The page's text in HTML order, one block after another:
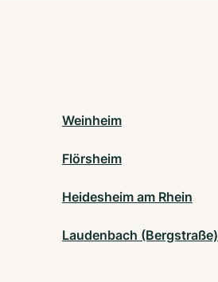
Weinheim
Flörsheim
Heidesheim am Rhein
Laudenbach (Bergstraße)